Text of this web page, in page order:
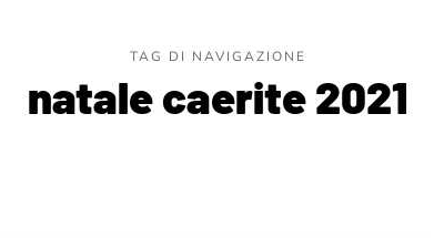
TAG DI NAVIGAZIONE
natale caerite 2021